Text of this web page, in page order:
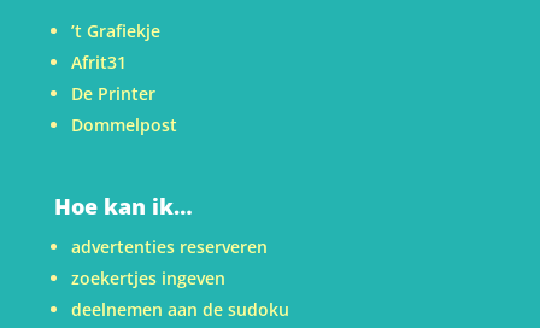
’t Grafiekje
Afrit31
De Printer
Dommelpost
Hoe kan ik…
advertenties reserveren
zoekertjes ingeven
deelnemen aan de sudoku